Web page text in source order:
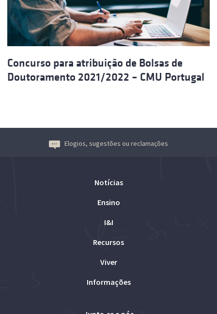
Concurso para atribuição de Bolsas de
Doutoramento 2021/2022 – CMU Portugal
Elogios, sugestões ou reclamações
Notícias
Ensino
I&I
Recursos
Viver
Informações